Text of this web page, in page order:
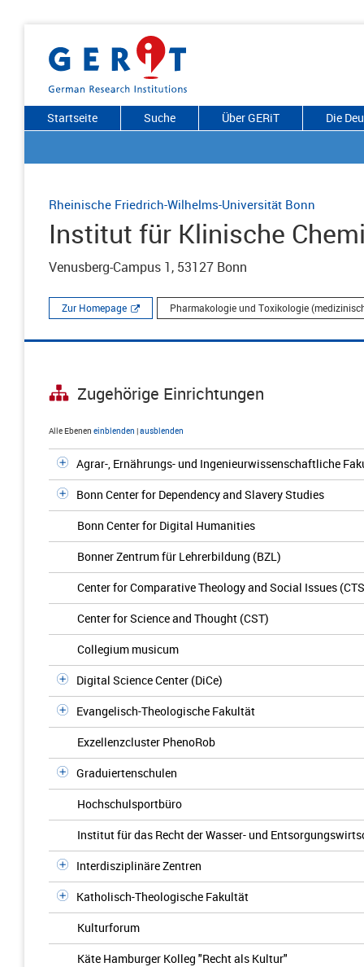
Startseite Suche Über GERiT Die
Rheinische Friedrich-Wilhelms-Universität Bonn
Institut für Klinische
Venusberg-Campus 1, 53127 Bonn
Zur Homepage Pharmakologie und Toxikologie
Zugehörige Einrichtungen
Alle Ebenen einblenden |ausblenden
Agrar-, Ernährungs- und Ingenieurwissenschaftliche
Bonn Center for Dependency and Slavery Studies
Bonn Center for Digital Humanities
Bonner Zentrum für Lehrerbildung (BZL)
Center for Comparative Theology and Social Issues
Center for Science and Thought (CST)
Collegium musicum
Digital Science Center (DiCe)
Evangelisch-Theologische Fakultät
Exzellenzcluster PhenoRob
Graduiertenschulen
Hochschulsportbüro
Institut für das Recht der Wasser- und
Interdisziplinäre Zentren
Katholisch-Theologische Fakultät
Kulturforum
Käte Hamburger Kolleg "Recht als Kultur"